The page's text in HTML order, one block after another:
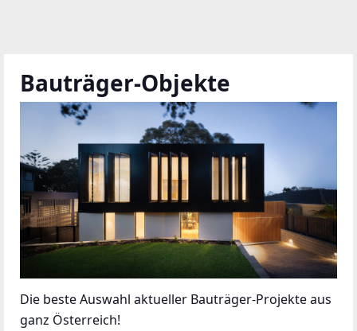
Bauträger-Objekte
Die beste Auswahl aktueller Bauträger-Projekte aus
ganz Österreich!